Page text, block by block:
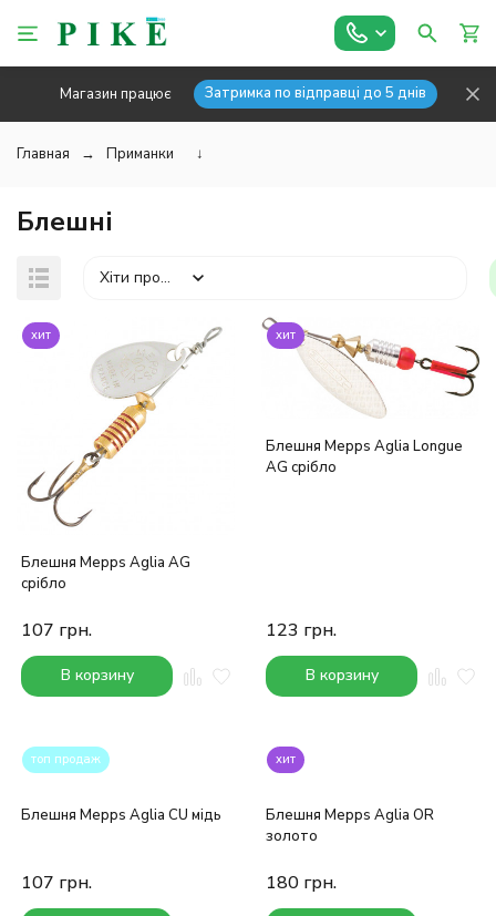
Магазин працює Затримка по відправці до 5 днів
Главная Приманки ↓
Блешні
Хіти продажів
хит
Блешня Mepps Aglia AG
срібло
107 грн.
В корзину
хит
Блешня Mepps Aglia Longue
AG срібло
123 грн.
В корзину
топ продаж
Блешня Mepps Aglia CU мідь
107 грн.
хит
Блешня Mepps Aglia OR
золото
180 грн.